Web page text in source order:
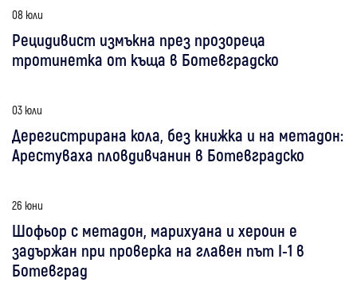
08 юли
Рецидивист измъкна през прозореца
тротинетка от къща в Ботевградско
03 юли
Дерегистрирана кола, без книжка и на метадон:
Арестуваха пловдивчанин в Ботевградско
26 юни
Шофьор с метадон, марихуана и хероин е
задържан при проверка на главен път I-1 в
Ботевград